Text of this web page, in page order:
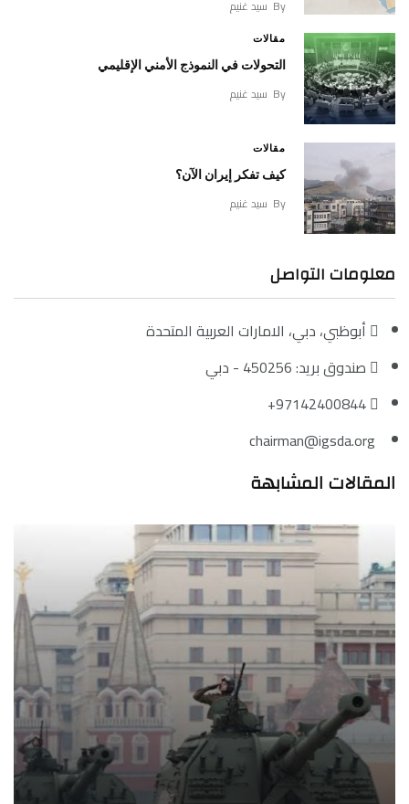
By سيد غنيم
مقالات
التحولات في النموذج الأمني الإقليمي
By سيد غنيم
مقالات
كيف تفكر إيران الآن؟
By سيد غنيم
معلومات التواصل
أبوظبي، دبي، الامارات العربية المتحدة
صندوق بريد: 450256 - دبي
97142400844+
chairman@igsda.org
المقالات المشابهة